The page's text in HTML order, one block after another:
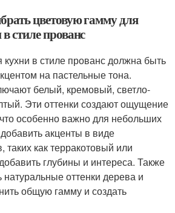
цветовую гамму для
стиле прованс
в стиле прованс должна быть
на пастельные тона.
белый, кремовый, светло-
Эти оттенки создают ощущение
особенно важно для небольших
акценты в виде
как терракотовый или
глубины и интереса. Также
оттенки дерева и
общую гамму и создать